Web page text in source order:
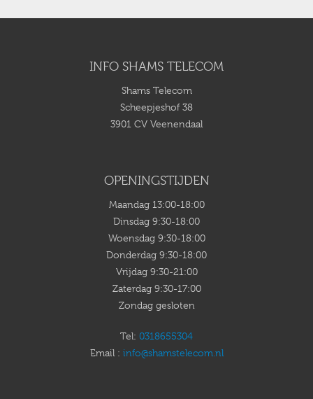
INFO SHAMS TELECOM
Shams Telecom
Scheepjeshof 38
3901 CV Veenendaal
OPENINGSTIJDEN
Maandag 13:00-18:00
Dinsdag 9:30-18:00
Woensdag 9:30-18:00
Donderdag 9:30-18:00
Vrijdag 9:30-21:00
Zaterdag 9:30-17:00
Zondag gesloten
Tel: 0318655304
Email : info@shamstelecom.nl